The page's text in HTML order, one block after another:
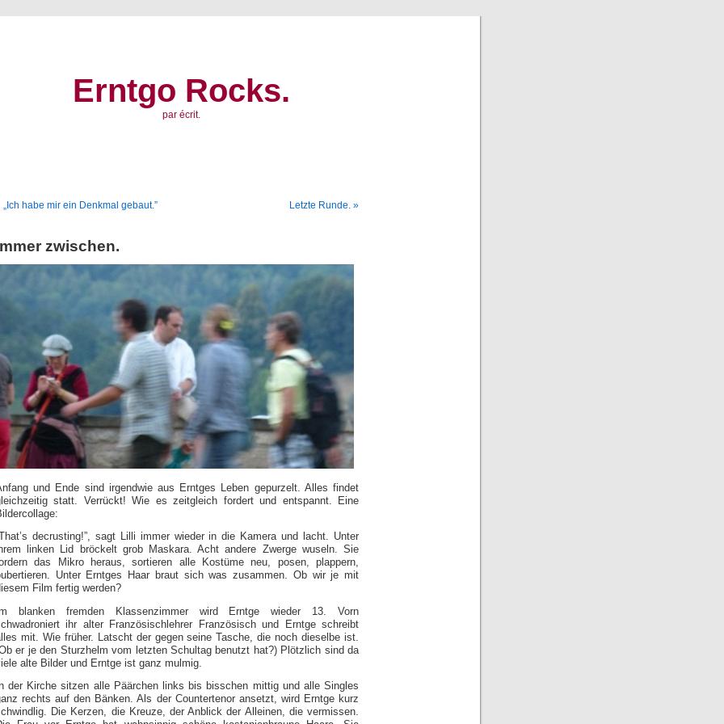
Erntgo Rocks.
par écrit.
„Ich habe mir ein Denkmal gebaut.” Letzte Runde. »
zwischen.
und Ende sind irgendwie aus Erntges Leben gepurzelt. Alles findet
statt. Verrückt! Wie es zeitgleich fordert und entspannt. Eine
decrusting!”, sagt Lilli immer wieder in die Kamera und lacht. Unter
linken Lid bröckelt grob Maskara. Acht andere Zwerge wuseln. Sie
das Mikro heraus, sortieren alle Kostüme neu, posen, plappern,
Unter Erntges Haar braut sich was zusammen. Ob wir je mit
Film fertig werden?
blanken fremden Klassenzimmer wird Erntge wieder 13. Vorn
ihr alter Französischlehrer Französisch und Erntge schreibt
mit. Wie früher. Latscht der gegen seine Tasche, die noch dieselbe ist.
er je den Sturzhelm vom letzten Schultag benutzt hat?) Plötzlich sind da
alte Bilder und Erntge ist ganz mulmig.
der Kirche sitzen alle Päärchen links bis bisschen mittig und alle Singles
rechts auf den Bänken. Als der Countertenor ansetzt, wird Erntge kurz
Die Kerzen, die Kreuze, der Anblick der Alleinen, die vermissen.